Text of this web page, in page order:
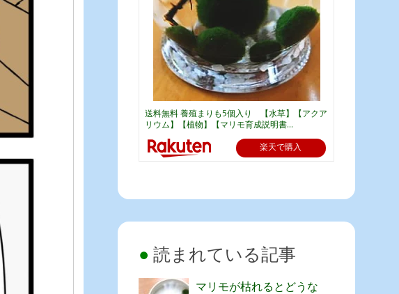
送料無料 養殖まりも5個入り 【水草】【アクア
リウム】【植物】【マリモ育成説明書...
楽天で購入
読まれている記事
マリモが枯れるとどうな